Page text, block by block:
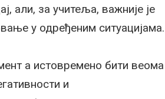
али, за учитеља, важније је
у одређеним ситуацијама.
а истовремено бити веома
и